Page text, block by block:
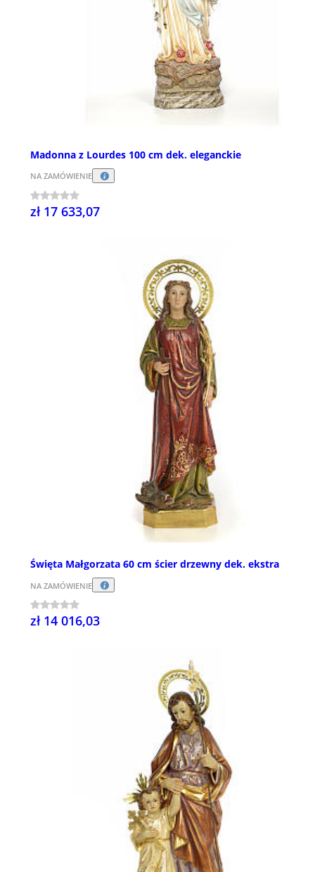
Madonna z Lourdes 100 cm dek. eleganckie
NA ZAMÓWIENIE
zł 17 633,07
Święta Małgorzata 60 cm ścier drzewny dek. ekstra
NA ZAMÓWIENIE
zł 14 016,03